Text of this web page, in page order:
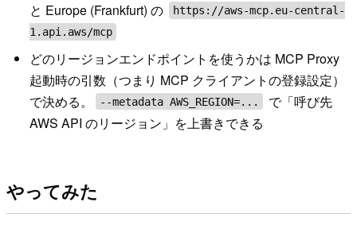
と Europe (Frankfurt) の
https://aws-mcp.eu-central-
1.api.aws/mcp
どのリージョンエンドポイントを使うかは MCP Proxy
起動時の引数（つまり MCP クライアントの登録設定）
で決める。
--metadata AWS_REGION=...
で「呼び先
AWS API のリージョン」を上書きできる
やってみた